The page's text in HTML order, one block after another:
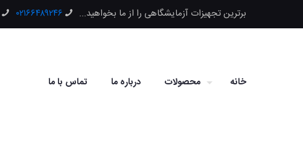
برترین تجهیزات آزمایشگاهی را از ما بخواهید... ۰۲۱۶۶۴۸۹۲۴۶
خانه محصولات درباره ما تماس با ما